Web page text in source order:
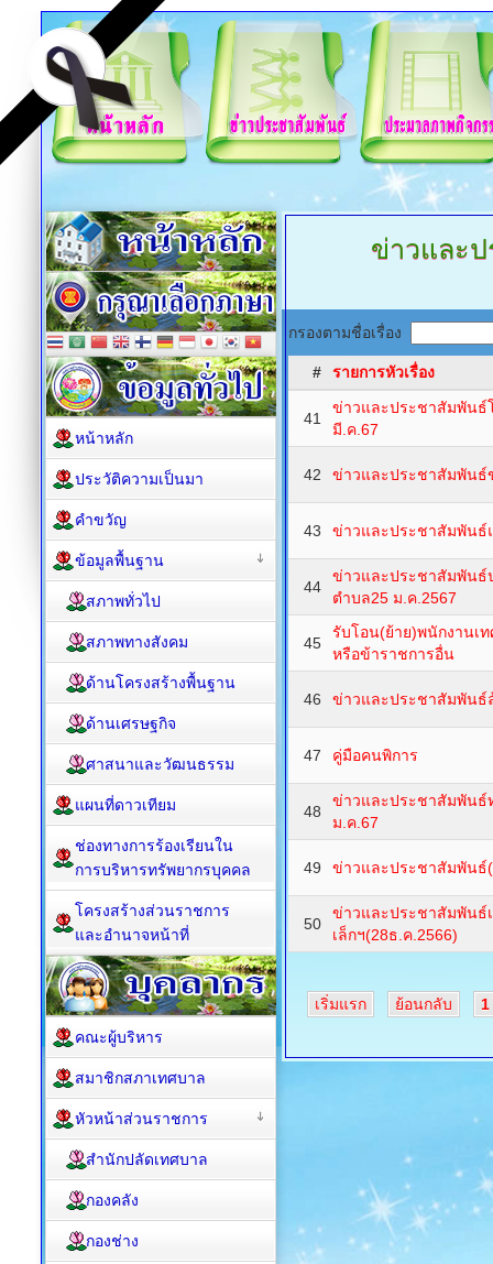
ข่าวและ
กรองตามชื่อเรื่อง
# รายการหัวเรื่อง
41
ข่าวและประชาสัมพันธ์
มี.ค.67
42 ข่าวและประชาสัมพันธ์
43 ข่าวและประชาสัมพันธ์
44
ข่าวและประชาสัมพันธ์
ตำบล25 ม.ค.2567
45
รับโอน(ย้าย)พนักงานเ
หรือข้าราชการอื่น
46 ข่าวและประชาสัมพันธ์
47 คู่มือคนพิการ
48
ข่าวและประชาสัมพันธ์
ม.ค.67
49 ข่าวและประชาสัมพันธ์
50
ข่าวและประชาสัมพันธ์
เล็กฯ(28ธ.ค.2566)
เริ่มแรก ย้อนกลับ 1
หน้าหลัก
ประวัติความเป็นมา
คำขวัญ
ข้อมูลพื้นฐาน
สภาพทั่วไป
สภาพทางสังคม
ด้านโครงสร้างพื้นฐาน
ด้านเศรษฐกิจ
ศาสนาและวัฒนธรรม
แผนที่ดาวเทียม
ช่องทางการร้องเรียนใน
การบริหารทรัพยากรบุคคล
โครงสร้างส่วนราชการ
และอำนาจหน้าที่
คณะผู้บริหาร
สมาชิกสภาเทศบาล
หัวหน้าส่วนราชการ
สำนักปลัดเทศบาล
กองคลัง
กองช่าง